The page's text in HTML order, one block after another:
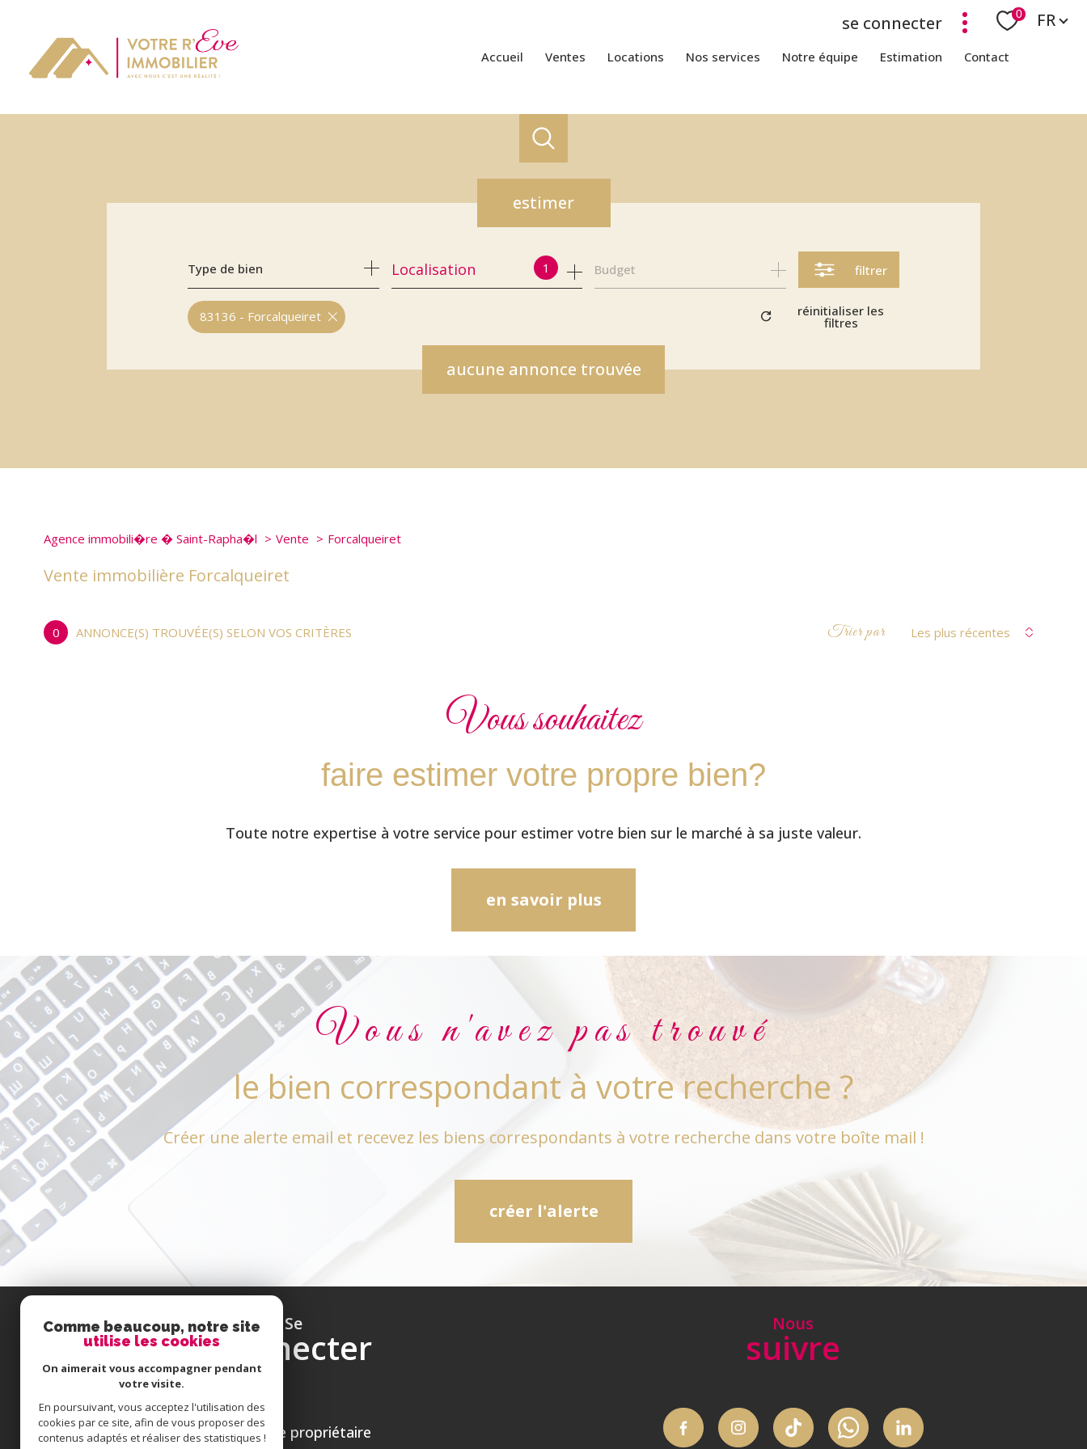
se connecter 0 Langue
FR
accueil ventes locations nos services notre équipe estimation contact
estimer
Type de bien 1
Localisation Budget filtrer
aucune annonce trouvée
83136 - Forcalqueiret réinitialiser les
filtres
Agence immobili�re � Saint-Rapha�l Vente Forcalqueiret
Vente immobilière Forcalqueiret
0 ANNONCE(S) TROUVÉE(S) SELON VOS CRITÈRES Trier par Les plus récentes
Vous souhaitez
faire estimer votre propre bien?
Toute notre expertise à votre service pour estimer votre bien sur le marché à sa juste valeur.
en savoir plus
Vous n'avez pas trouvé
le bien correspondant à votre recherche ?
Créer une alerte email et recevez les biens correspondants à votre recherche dans votre boîte mail !
créer l'alerte
se
connecter
espace propriétaire
nous
suivre
Comme beaucoup, notre site
utilise les cookies
On aimerait vous accompagner pendant
votre visite.
En poursuivant, vous acceptez l'utilisation des
cookies par ce site, afin de vous proposer des
contenus adaptés et réaliser des statistiques !